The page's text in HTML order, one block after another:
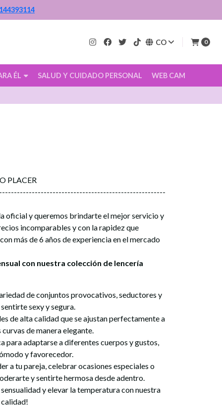
CO 0
ÉL SALUD Y CUIDADO PERSONAL WEB CAM
PLACER
oficial y queremos brindarte el mejor servicio y
incomparables y con la rapidez que
más de 6 años de experiencia en el mercado
con nuestra colección de lencería
de conjuntos provocativos, seductores y
sexy y segura.
de alta calidad que se ajustan perfectamente a
de manera elegante.
para adaptarse a diferentes cuerpos y gustos,
y favorecedor.
a tu pareja, celebrar ocasiones especiales o
y sentirte hermosa desde adentro.
y elevar la temperatura con nuestra